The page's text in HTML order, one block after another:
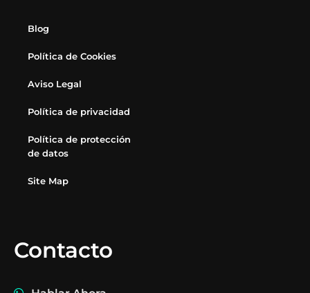
Blog
Política de Cookies
Aviso Legal
Política de privacidad
Política de protección
de datos
Site Map
Contacto